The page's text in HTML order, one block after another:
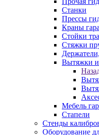
Станки
Прессы
Краны
Стойки
Стяжки
Вытяжки и
Мебель
Стапели
Стенды
Оборудование